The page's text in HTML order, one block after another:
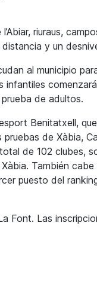
riuraus,
y un
al municipio
infantiles
de adultos.
Benitatxell,
de Xàbia,
de 102 clubes,
También
puesto del
Font. Las